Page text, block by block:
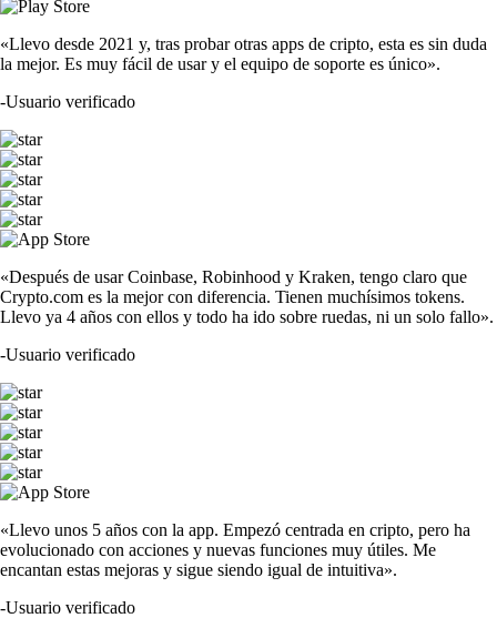
«Llevo desde 2021 y, tras probar otras apps de cripto, esta es sin duda
la mejor. Es muy fácil de usar y el equipo de soporte es único».
-Usuario verificado
«Después de usar Coinbase, Robinhood y Kraken, tengo claro que
Crypto.com es la mejor con diferencia. Tienen muchísimos tokens.
Llevo ya 4 años con ellos y todo ha ido sobre ruedas, ni un solo fallo».
-Usuario verificado
«Llevo unos 5 años con la app. Empezó centrada en cripto, pero ha
evolucionado con acciones y nuevas funciones muy útiles. Me
encantan estas mejoras y sigue siendo igual de intuitiva».
-Usuario verificado